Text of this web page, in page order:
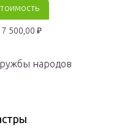
500,00 ₽
народов